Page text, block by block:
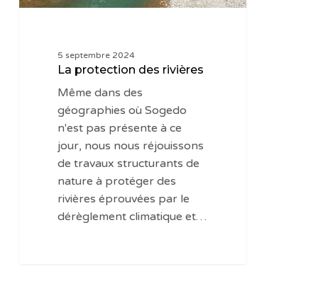
5 septembre 2024
La protection des rivières
Même dans des
géographies où Sogedo
n'est pas présente à ce
jour, nous nous réjouissons
de travaux structurants de
nature à protéger des
rivières éprouvées par le
dérèglement climatique et…